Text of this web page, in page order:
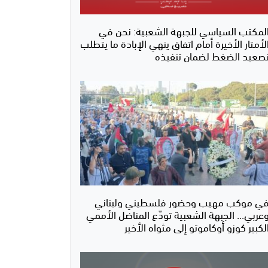
السياسي للجبهة الشعبية: نحن في
الأخيرة أمام اتفاق ينهي الإبادة ما يتطلب
الضغط لضمان تنفيذه
موكب مهيب وحضور فلسطيني ولبناني
الجبهة الشعبية تودّع المناضل الأممي
كوزو أوكاموتو إلى مثواه الأخير